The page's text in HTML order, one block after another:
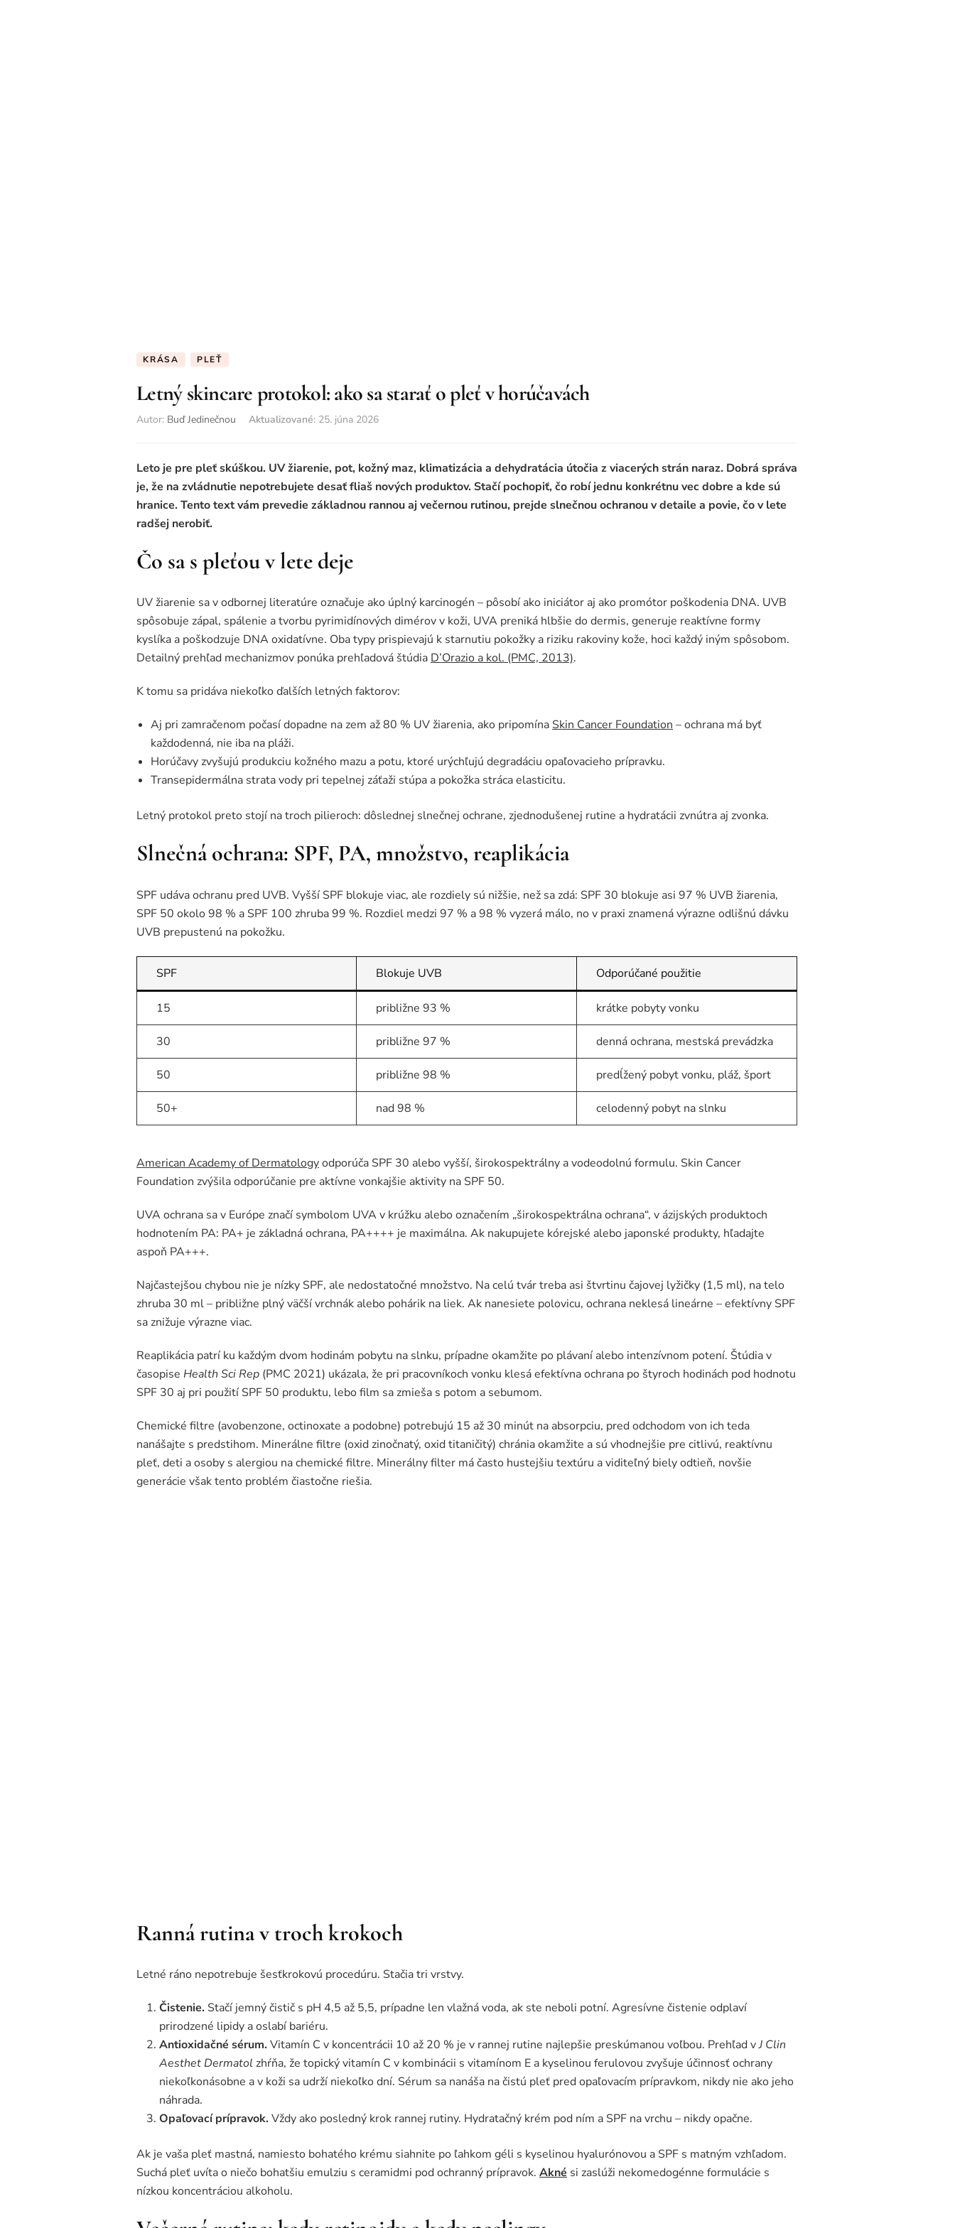
KRÁSA PLEŤ
Letný skincare protokol: ako sa starať o pleť v horúčavách
Autor: Buď Jedinečnou Aktualizované: 25. júna 2026
Leto je pre pleť skúškou. UV žiarenie, pot, kožný maz, klimatizácia a dehydratácia útočia z viacerých strán naraz. Dobrá správa
je, že na zvládnutie nepotrebujete desať fliaš nových produktov. Stačí pochopiť, čo robí jednu konkrétnu vec dobre a kde sú
hranice. Tento text vám prevedie základnou rannou aj večernou rutinou, prejde slnečnou ochranou v detaile a povie, čo v lete
radšej nerobiť.
Čo sa s pleťou v lete deje
UV žiarenie sa v odbornej literatúre označuje ako úplný karcinogén – pôsobí ako iniciátor aj ako promótor poškodenia DNA. UVB
spôsobuje zápal, spálenie a tvorbu pyrimidínových dimérov v koži, UVA preniká hlbšie do dermis, generuje reaktívne formy
kyslíka a poškodzuje DNA oxidatívne. Oba typy prispievajú k starnutiu pokožky a riziku rakoviny kože, hoci každý iným spôsobom.
Detailný prehľad mechanizmov ponúka prehľadová štúdia D’Orazio a kol. (PMC, 2013).
K tomu sa pridáva niekoľko ďalších letných faktorov:
Aj pri zamračenom počasí dopadne na zem až 80 % UV žiarenia, ako pripomína Skin Cancer Foundation – ochrana má byť
každodenná, nie iba na pláži.
Horúčavy zvyšujú produkciu kožného mazu a potu, ktoré urýchľujú degradáciu opaľovacieho prípravku.
Transepidermálna strata vody pri tepelnej záťaži stúpa a pokožka stráca elasticitu.
Letný protokol preto stojí na troch pilieroch: dôslednej slnečnej ochrane, zjednodušenej rutine a hydratácii zvnútra aj zvonka.
Slnečná ochrana: SPF, PA, množstvo, reaplikácia
SPF udáva ochranu pred UVB. Vyšší SPF blokuje viac, ale rozdiely sú nižšie, než sa zdá: SPF 30 blokuje asi 97 % UVB žiarenia,
SPF 50 okolo 98 % a SPF 100 zhruba 99 %. Rozdiel medzi 97 % a 98 % vyzerá málo, no v praxi znamená výrazne odlišnú dávku
UVB prepustenú na pokožku.
SPF Blokuje UVB Odporúčané použitie
15 približne 93 % krátke pobyty vonku
30 približne 97 % denná ochrana, mestská prevádzka
50 približne 98 % predĺžený pobyt vonku, pláž, šport
50+ nad 98 % celodenný pobyt na slnku
American Academy of Dermatologyodporúča SPF 30 alebo vyšší, širokospektrálny a vodeodolnú formulu. Skin Cancer
Foundation zvýšila odporúčanie pre aktívne vonkajšie aktivity na SPF 50.
UVA ochrana sa v Európe značí symbolom UVA v krúžku alebo označením „širokospektrálna ochrana“, v ázijských produktoch
hodnotením PA: PA+ je základná ochrana, PA++++ je maximálna. Ak nakupujete kórejské alebo japonské produkty, hľadajte
aspoň PA+++.
Najčastejšou chybou nie je nízky SPF, ale nedostatočné množstvo. Na celú tvár treba asi štvrtinu čajovej lyžičky (1,5 ml), na telo
zhruba 30 ml – približne plný väčší vrchnák alebo pohárik na liek. Ak nanesiete polovicu, ochrana neklesá lineárne – efektívny SPF
sa znižuje výrazne viac.
Reaplikácia patrí ku každým dvom hodinám pobytu na slnku, prípadne okamžite po plávaní alebo intenzívnom potení. Štúdia v
časopise Health Sci Rep (PMC 2021) ukázala, že pri pracovníkoch vonku klesá efektívna ochrana po štyroch hodinách pod hodnotu
SPF 30 aj pri použití SPF 50 produktu, lebo film sa zmieša s potom a sebumom.
Chemické filtre (avobenzone, octinoxate a podobne) potrebujú 15 až 30 minút na absorpciu, pred odchodom von ich teda
nanášajte s predstihom. Minerálne filtre (oxid zinočnatý, oxid titaničitý) chránia okamžite a sú vhodnejšie pre citlivú, reaktívnu
pleť, deti a osoby s alergiou na chemické filtre. Minerálny filter má často hustejšiu textúru a viditeľný biely odtieň, novšie
generácie však tento problém čiastočne riešia.
Ranná rutina v troch krokoch
Letné ráno nepotrebuje šesťkrokovú procedúru. Stačia tri vrstvy.
Čistenie. Stačí jemný čistič s pH 4,5 až 5,5, prípadne len vlažná voda, ak ste neboli potní. Agresívne čistenie odplaví
prirodzené lipidy a oslabí bariéru.
Antioxidačné sérum. Vitamín C v koncentrácii 10 až 20 % je v rannej rutine najlepšie preskúmanou voľbou. Prehľad vJ Clin
Aesthet Dermatol zhŕňa, že topický vitamín C v kombinácii s vitamínom E a kyselinou ferulovou zvyšuje účinnosť ochrany
niekoľkonásobne a v koži sa udrží niekoľko dní. Sérum sa nanáša na čistú pleť pred opaľovacím prípravkom, nikdy nie ako jeho
náhrada.
Opaľovací prípravok. Vždy ako posledný krok rannej rutiny. Hydratačný krém pod ním a SPF na vrchu – nikdy opačne.
Ak je vaša pleť mastná, namiesto bohatého krému siahnite po ľahkom géli s kyselinou hyalurónovou a SPF s matným vzhľadom.
Suchá pleť uvíta o niečo bohatšiu emulziu s ceramidmi pod ochranný prípravok. Akné si zaslúži nekomedogénne formulácie s
nízkou koncentráciou alkoholu.